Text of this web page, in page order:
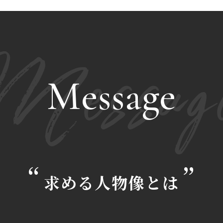
Message
求める人物像とは